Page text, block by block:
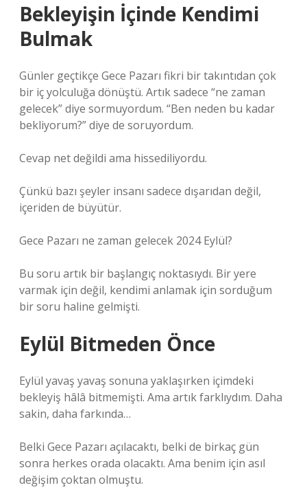
Bekleyişin İçinde Kendimi
Bulmak
Günler geçtikçe Gece Pazarı fikri bir takıntıdan çok
bir iç yolculuğa dönüştü. Artık sadece “ne zaman
gelecek” diye sormuyordum. “Ben neden bu kadar
bekliyorum?” diye de soruyordum.
Cevap net değildi ama hissediliyordu.
Çünkü bazı şeyler insanı sadece dışarıdan değil,
içeriden de büyütür.
Gece Pazarı ne zaman gelecek 2024 Eylül?
Bu soru artık bir başlangıç noktasıydı. Bir yere
varmak için değil, kendimi anlamak için sorduğum
bir soru haline gelmişti.
Eylül Bitmeden Önce
Eylül yavaş yavaş sonuna yaklaşırken içimdeki
bekleyiş hâlâ bitmemişti. Ama artık farklıydım. Daha
sakin, daha farkında…
Belki Gece Pazarı açılacaktı, belki de birkaç gün
sonra herkes orada olacaktı. Ama benim için asıl
değişim çoktan olmuştu.